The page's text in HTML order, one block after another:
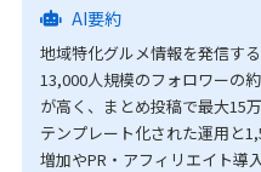
AI要約
地域特化グルメ情報を発信す
13,000人規模のフォロワーの
が高く、まとめ投稿で最大15
テンプレート化された運用と
増加やPR・アフィリエイト導